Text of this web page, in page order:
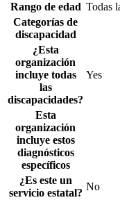
Rango de edad Todas
Categorías de
discapacidad
¿Esta
organización
incluye todas
las
discapacidades?
Yes
Esta
organización
incluye estos
diagnósticos
específicos
¿Es este un
servicio estatal?
No